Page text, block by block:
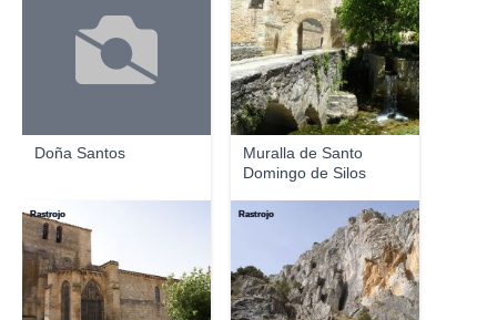
Doña Santos
Muralla de Santo
Domingo de Silos
Rastrojo Rastrojo